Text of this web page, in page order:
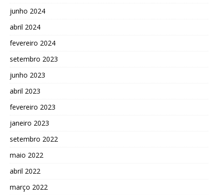
junho 2024
abril 2024
fevereiro 2024
setembro 2023
junho 2023
abril 2023
fevereiro 2023
janeiro 2023
setembro 2022
maio 2022
abril 2022
março 2022